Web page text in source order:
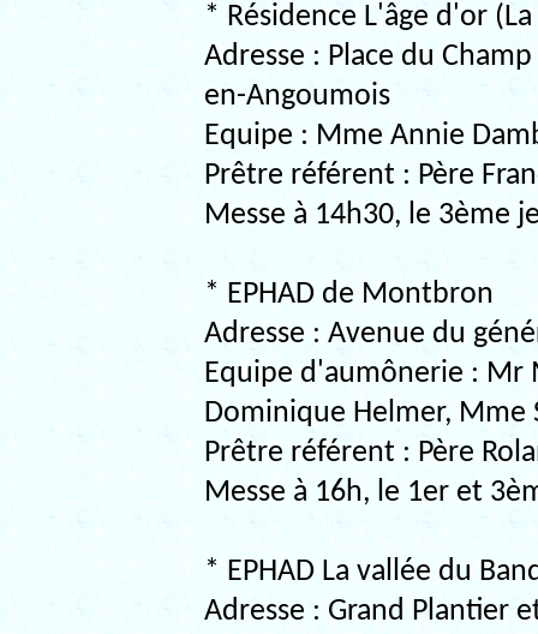
* Résidence L'âge d'or
Adresse : Place du
en-Angoumois
Equipe : Mme Annie
Prêtre référent : Père
Messe à 14h30, le 3ème
* EPHAD de Montbron
Adresse : Avenue du
Equipe d'aumônerie : Mr
Dominique Helmer, Mme
Prêtre référent : Père
Messe à 16h, le 1er et
* EPHAD La vallée du
Adresse : Grand Plantier